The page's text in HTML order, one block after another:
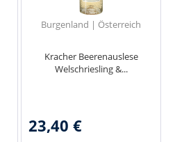
Burgenland | Österreich
Kracher Beerenauslese
Welschriesling &...
23,40 €